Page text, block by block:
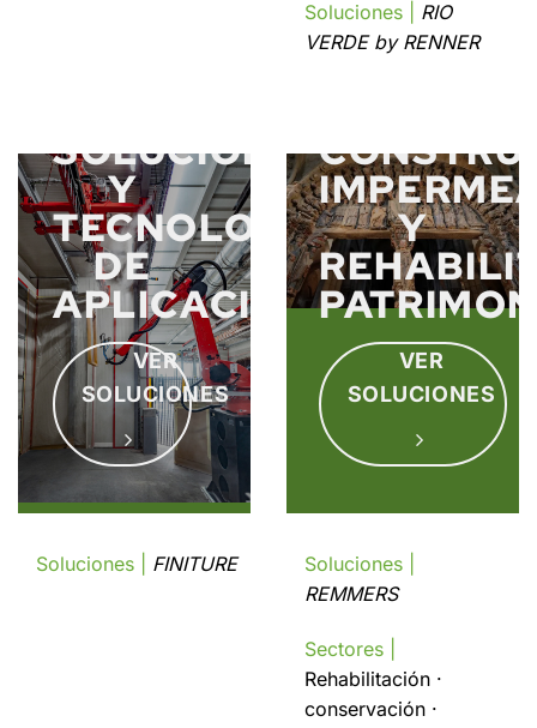
Soluciones | RIO
VERDE by RENNER
SOLUCIONES
Y
TECNOLOGÍAS
DE
APLICACIÓN
VER
SOLUCIONES
Soluciones | FINITURE
Y
VER
SOLUCIONES
Soluciones |
REMMERS
Sectores |
Rehabilitación ·
conservación ·